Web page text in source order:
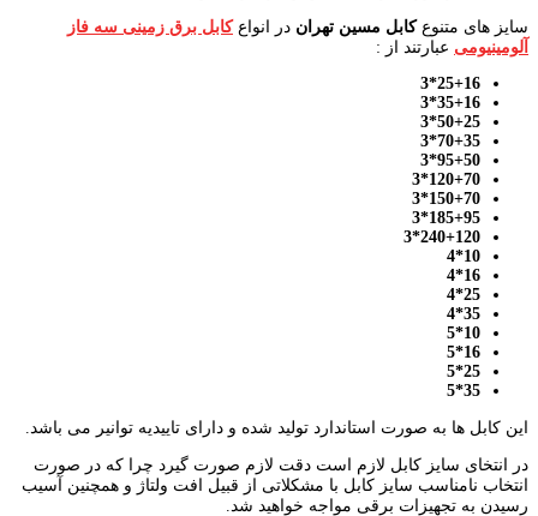
سایز های متنوعکابل مسین تهران در انواعکابل برق زمینی سه فاز
آلومینیومی عبارتند از :
25+16*3
35+16*3
50+25*3
70+35*3
95+50*3
120+70*3
150+70*3
185+95*3
240+120*3
10*4
16*4
25*4
35*4
10*5
16*5
25*5
35*5
این کابل ها به صورت استاندارد تولید شده و دارای تاییدیه توانیر می باشد.
در انتخای سایز کابل لازم است دقت لازم صورت گیرد چرا که در صورت
انتخاب نامناسب سایز کابل با مشکلاتی از قبیل افت ولتاژ و همچنین آسیب
رسیدن به تجهیزات برقی مواجه خواهید شد.